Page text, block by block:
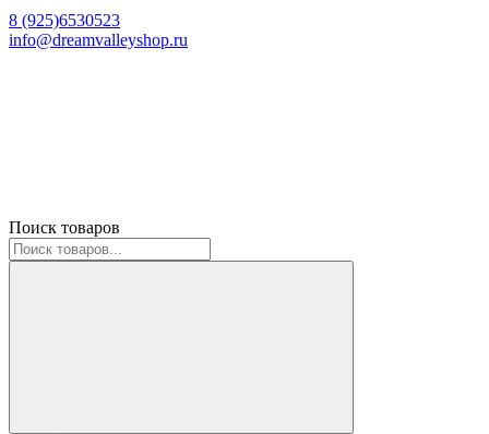
8 (925)6530523
info@dreamvalleyshop.ru
Поиск товаров